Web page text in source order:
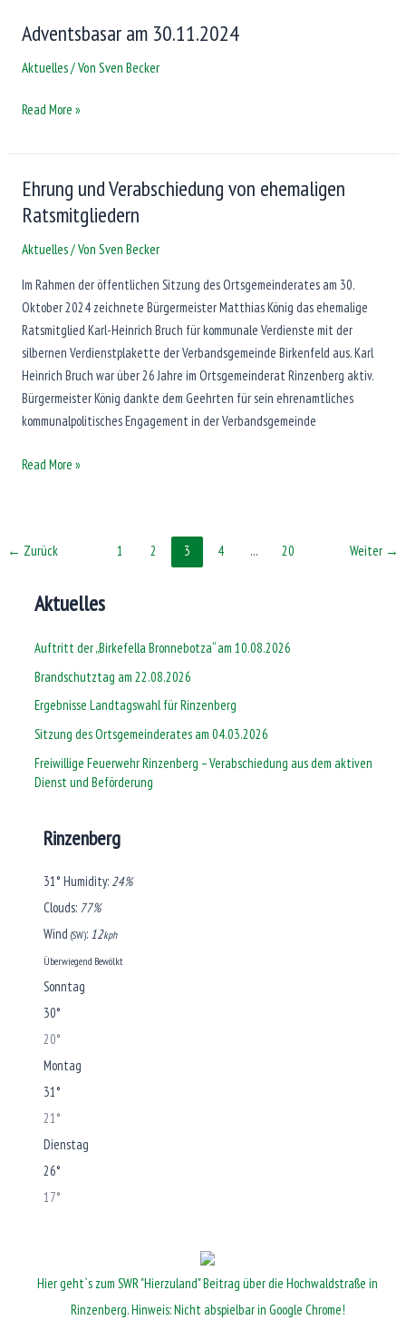
Adventsbasar am 30.11.2024
Aktuelles/ Von Sven Becker
Adventsbasar
30.11.2024
Read More »
Ehrung und Verabschiedung von ehemaligen
Ratsmitgliedern
Aktuelles/ Von Sven Becker
Im Rahmen der öffentlichen Sitzung des Ortsgemeinderates am 30.
Oktober 2024 zeichnete Bürgermeister Matthias König das ehemalige
Ratsmitglied Karl-Heinrich Bruch für kommunale Verdienste mit der
silbernen Verdienstplakette der Verbandsgemeinde Birkenfeld aus. Karl
Heinrich Bruch war über 26 Jahre im Ortsgemeinderat Rinzenberg aktiv.
Bürgermeister König dankte dem Geehrten für sein ehrenamtliches
kommunalpolitisches Engagement in der Verbandsgemeinde
Ehrung
ehemaligen
Read More »
← Zurück 1 2 3 4 … 20 Weiter →
Aktuelles
Auftritt der „Birkefella Bronnebotza“ am 10.08.2026
Brandschutztag am 22.08.2026
Ergebnisse Landtagswahl für Rinzenberg
Sitzung des Ortsgemeinderates am 04.03.2026
Freiwillige Feuerwehr Rinzenberg – Verabschiedung aus dem aktiven
Dienst und Beförderung
Rinzenberg
31° Humidity: 24%
Clouds: 77%
Wind(SW): 12kph
Überwiegend Bewölkt
Sonntag
30°
20°
Montag
31°
21°
Dienstag
26°
17°
Hier geht`s zum SWR "Hierzuland" Beitrag über die Hochwaldstraße in
Rinzenberg. Hinweis: Nicht abspielbar in Google Chrome!